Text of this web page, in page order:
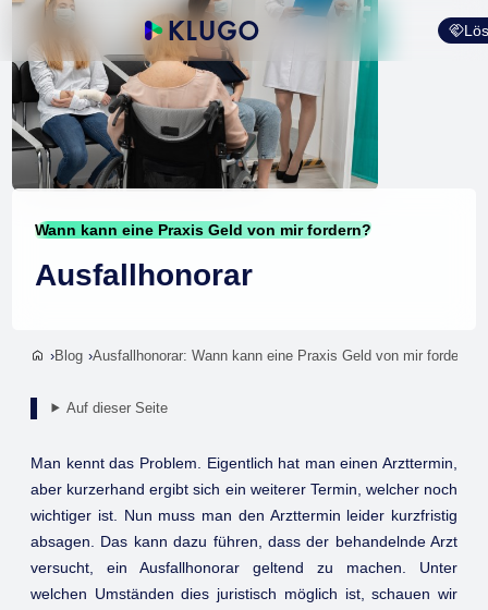
Wann kann eine Praxis Geld von mir fordern?
Ausfallhonorar
Blog Ausfallhonorar: Wann kann eine Praxis Geld von mir fordern?
Auf dieser Seite
Man kennt das Problem. Eigentlich hat man einen Arzttermin,
aber kurzerhand ergibt sich ein weiterer Termin, welcher noch
wichtiger ist. Nun muss man den Arzttermin leider kurzfristig
absagen. Das kann dazu führen, dass der behandelnde Arzt
versucht, ein Ausfallhonorar geltend zu machen. Unter
welchen Umständen dies juristisch möglich ist, schauen wir